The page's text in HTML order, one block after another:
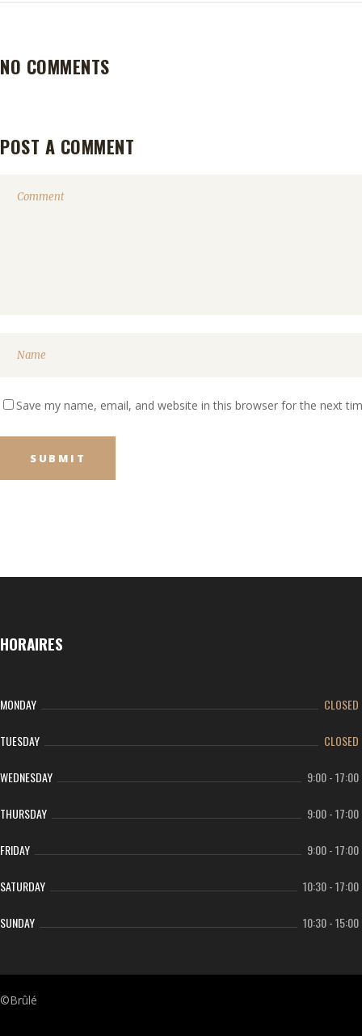
NO COMMENTS
POST A COMMENT
Save my name, email, and website in this browser for the next
HORAIRES
MONDAY CLOSED
TUESDAY CLOSED
WEDNESDAY 9:00-17:00
THURSDAY 9:00-17:00
FRIDAY 9:00-17:00
SATURDAY 10:30-17:00
SUNDAY 10:30-15:00
©Brûlé